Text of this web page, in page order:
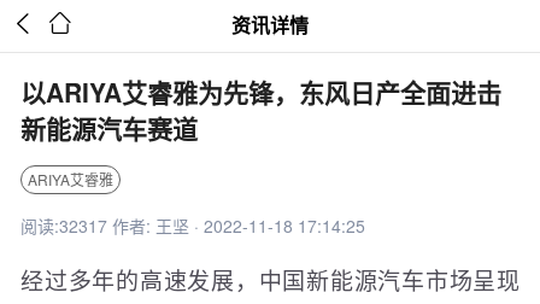
  资讯详情
以ARIYA艾睿雅为先锋，东风日产全面进击
新能源汽车赛道
ARIYA艾睿雅
阅读:32317 作者: 王坚 · 2022-11-18 17:14:25
经过多年的高速发展，中国新能源汽车市场呈现